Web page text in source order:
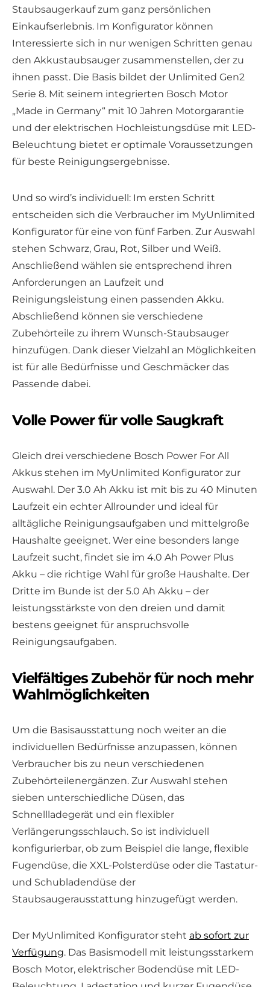
Staubsaugerkauf zum ganz persönlichen
Einkaufserlebnis. Im Konfigurator können
Interessierte sich in nur wenigen Schritten genau
den Akkustaubsauger zusammenstellen, der zu
ihnen passt. Die Basis bildet der Unlimited Gen2
Serie 8. Mit seinem integrierten Bosch Motor
„Made in Germany“ mit 10 Jahren Motorgarantie
und der elektrischen Hochleistungsdüse mit LED-
Beleuchtung bietet er optimale Voraussetzungen
für beste Reinigungsergebnisse.
Und so wird’s individuell: Im ersten Schritt
entscheiden sich die Verbraucher im MyUnlimited
Konfigurator für eine von fünf Farben. Zur Auswahl
stehen Schwarz, Grau, Rot, Silber und Weiß.
Anschließend wählen sie entsprechend ihren
Anforderungen an Laufzeit und
Reinigungsleistung einen passenden Akku.
Abschließend können sie verschiedene
Zubehörteile zu ihrem Wunsch-Staubsauger
hinzufügen. Dank dieser Vielzahl an Möglichkeiten
ist für alle Bedürfnisse und Geschmäcker das
Passende dabei.
Volle Power für volle Saugkraft
Gleich drei verschiedene Bosch Power For All
Akkus stehen im MyUnlimited Konfigurator zur
Auswahl. Der 3.0 Ah Akku ist mit bis zu 40 Minuten
Laufzeit ein echter Allrounder und ideal für
alltägliche Reinigungsaufgaben und mittelgroße
Haushalte geeignet. Wer eine besonders lange
Laufzeit sucht, findet sie im 4.0 Ah Power Plus
Akku – die richtige Wahl für große Haushalte. Der
Dritte im Bunde ist der 5.0 Ah Akku – der
leistungsstärkste von den dreien und damit
bestens geeignet für anspruchsvolle
Reinigungsaufgaben.
Vielfältiges Zubehör für noch mehr
Wahlmöglichkeiten
Um die Basisausstattung noch weiter an die
individuellen Bedürfnisse anzupassen, können
Verbraucher bis zu neun verschiedenen
Zubehörteilenergänzen. Zur Auswahl stehen
sieben unterschiedliche Düsen, das
Schnellladegerät und ein flexibler
Verlängerungsschlauch. So ist individuell
konfigurierbar, ob zum Beispiel die lange, flexible
Fugendüse, die XXL-Polsterdüse oder die Tastatur-
und Schubladendüse der
Staubsaugerausstattung hinzugefügt werden.
Der MyUnlimited Konfigurator steht ab sofort zur
Verfügung. Das Basismodell mit leistungsstarkem
Bosch Motor, elektrischer Bodendüse mit LED-